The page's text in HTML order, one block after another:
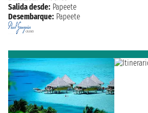
Salida desde: Papeete
Desembarque: Papeete